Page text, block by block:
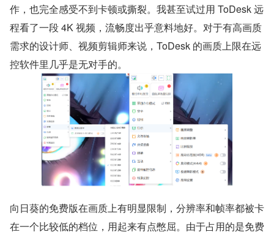
作，也完全感受不到卡顿或撕裂。我甚至试过用 ToDesk 远
程看了一段 4K 视频，流畅度出乎意料地好。对于有高画质
需求的设计师、视频剪辑师来说，ToDesk 的画质上限在远
控软件里几乎是无对手的。
向日葵的免费版在画质上有明显限制，分辨率和帧率都被卡
在一个比较低的档位，用起来有点憋屈。由于占用的是免费